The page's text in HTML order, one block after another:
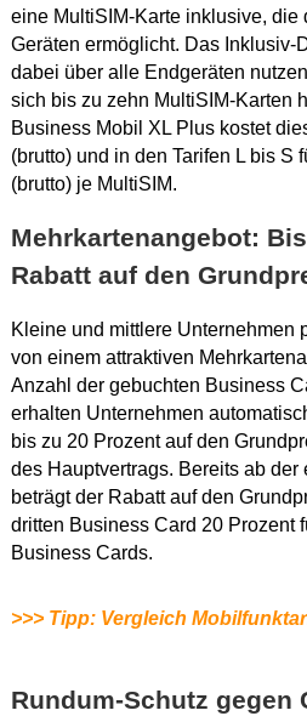
eine MultiSIM-Karte inklusive, die
Geräten ermöglicht. Das Inklusiv-
dabei über alle Endgeräten
sich bis zu zehn MultiSIM-Karten
Business Mobil XL Plus kostet
(brutto) und in den Tarifen L bis S
(brutto) je MultiSIM.
Mehrkartenangebot:
Rabatt auf den
Kleine und mittlere Unternehmen
von einem attraktiven
Anzahl der gebuchten Business
erhalten Unternehmen
bis zu 20 Prozent auf den
des Hauptvertrags. Bereits ab der
beträgt der Rabatt auf den
dritten Business Card 20 Prozent
Business Cards.
>>> Tipp: Vergleich
Rundum-Schutz gegen